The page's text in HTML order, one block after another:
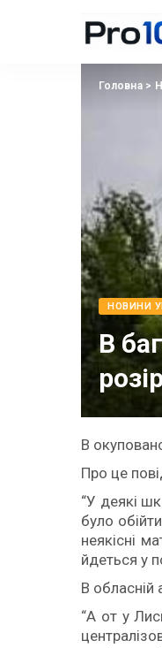
Головна>
НОВИНИ
В
В
Про це
“У деякі
було
неякісні
йдеться у
В обласній
“А от у